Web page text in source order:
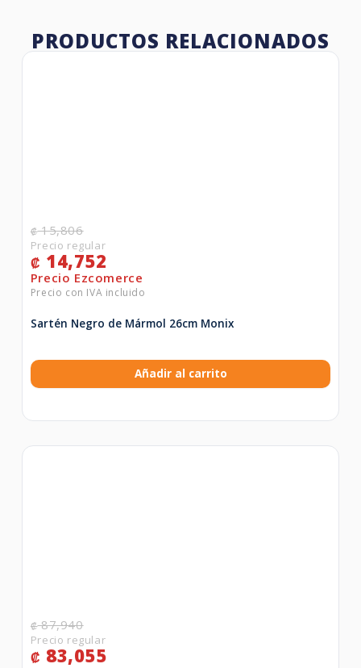
PRODUCTOS RELACIONADOS
₡15,806
₡ 14,752
Sartén Negro de Mármol 26cm Monix
Añadir al carrito
₡87,940
₡ 83,055